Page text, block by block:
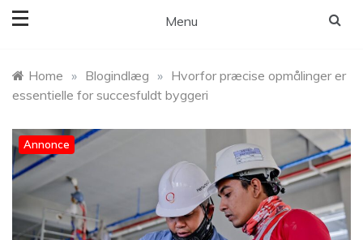
Menu
Home » Blogindlæg » Hvorfor præcise opmålinger er
essentielle for succesfuldt byggeri
Annonce